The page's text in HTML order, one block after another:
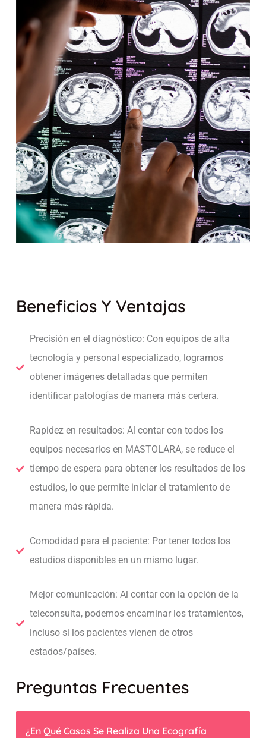
Beneficios Y Ventajas
Precisión en el diagnóstico: Con equipos de alta
tecnología y personal especializado, logramos
obtener imágenes detalladas que permiten
identificar patologías de manera más certera.
Rapidez en resultados: Al contar con todos los
equipos necesarios en MASTOLARA, se reduce el
tiempo de espera para obtener los resultados de los
estudios, lo que permite iniciar el tratamiento de
manera más rápida.
Comodidad para el paciente: Por tener todos los
estudios disponibles en un mismo lugar.
Mejor comunicación: Al contar con la opción de la
teleconsulta, podemos encaminar los tratamientos,
incluso si los pacientes vienen de otros
estados/países.
Preguntas Frecuentes
¿En Qué Casos Se Realiza Una Ecografía